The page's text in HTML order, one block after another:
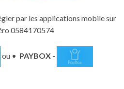
par les applications mobile sur
0584170574
ou • PAYBOX -